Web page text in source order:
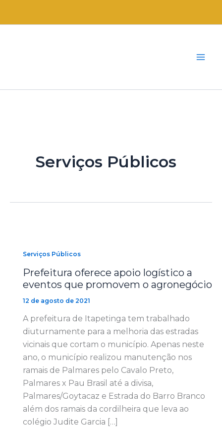
Serviços Públicos
Serviços Públicos
Prefeitura oferece apoio logístico a
eventos que promovem o agronegócio
12 de agosto de 2021
A prefeitura de Itapetinga tem trabalhado
diuturnamente para a melhoria das estradas
vicinais que cortam o município. Apenas neste
ano, o município realizou manutenção nos
ramais de Palmares pelo Cavalo Preto,
Palmares x Pau Brasil até a divisa,
Palmares/Goytacaz e Estrada do Barro Branco
além dos ramais da cordilheira que leva ao
colégio Judite Garcia […]